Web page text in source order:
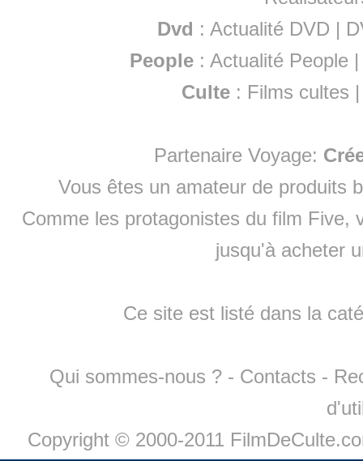
Dvd : Actualité DVD |
People :Actualité People
Culte : Films cultes
Partenaire Voyage:
Vous êtes un amateur de produits
Comme les protagonistes du film Five,
jusqu'à acheter
Ce site est listé dans la
Qui sommes-nous ? - Contacts -
Copyright © 2000-2011